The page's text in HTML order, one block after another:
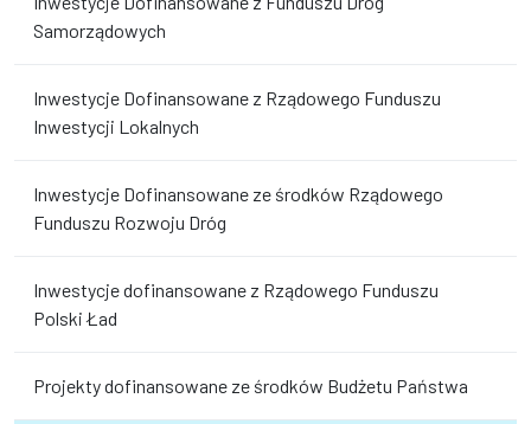
Samorządowych
Inwestycje Dofinansowane z Rządowego Funduszu
Inwestycji Lokalnych
Inwestycje Dofinansowane ze środków Rządowego
Funduszu Rozwoju Dróg
Inwestycje dofinansowane z Rządowego Funduszu
Polski Ład
Projekty dofinansowane ze środków Budżetu Państwa